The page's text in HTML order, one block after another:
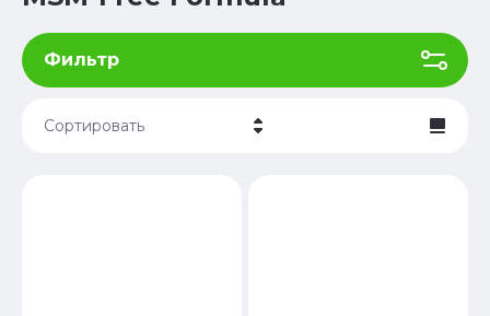
Фильтр
Сортировать